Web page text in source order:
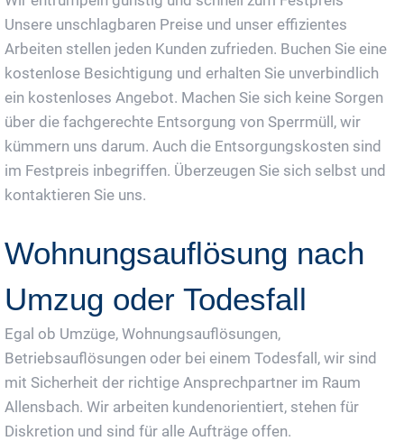
Unsere unschlagbaren Preise und unser effizientes
Arbeiten stellen jeden Kunden zufrieden. Buchen Sie eine
kostenlose Besichtigung und erhalten Sie unverbindlich
ein kostenloses Angebot. Machen Sie sich keine Sorgen
über die fachgerechte Entsorgung von Sperrmüll, wir
kümmern uns darum. Auch die Entsorgungskosten sind
im Festpreis inbegriffen. Überzeugen Sie sich selbst und
kontaktieren Sie uns.
Wohnungsauflösung nach
Umzug oder Todesfall
Egal ob Umzüge, Wohnungsauflösungen,
Betriebsauflösungen oder bei einem Todesfall, wir sind
mit Sicherheit der richtige Ansprechpartner im Raum
Allensbach. Wir arbeiten kundenorientiert, stehen für
Diskretion und sind für alle Aufträge offen.